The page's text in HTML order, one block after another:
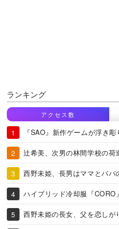
ランキング
アクセス数
『SAO』新作ゲームが浮き
辻希美、次男の林間学校の荷
西野未姫、長男はママとパパ
ハイブリッド冷却服『CORO』
西野未姫の長女、父を恋しが